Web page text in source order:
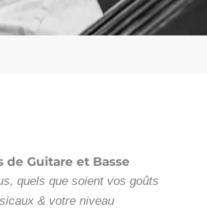
de Guitare et Basse
quels que soient vos goûts
& votre niveau